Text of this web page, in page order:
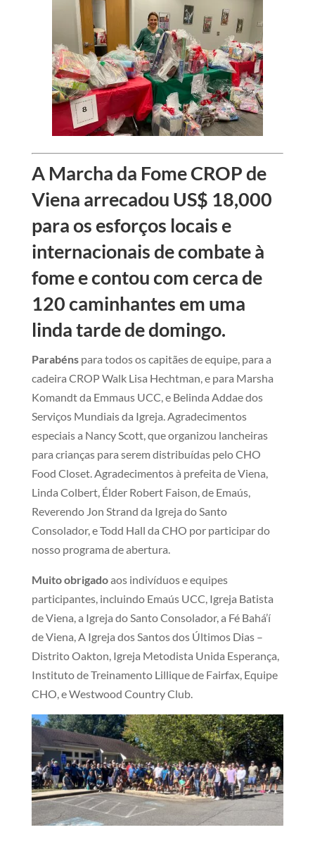
A Marcha da Fome CROP de
Viena arrecadou US$ 18,000
para os esforços locais e
internacionais de combate à
fome e contou com cerca de
120 caminhantes em uma
linda tarde de domingo.
Parabénspara todos os capitães de equipe, para a
cadeira CROP Walk Lisa Hechtman, e para Marsha
Komandt da Emmaus UCC, e Belinda Addae dos
Serviços Mundiais da Igreja. Agradecimentos
especiais a Nancy Scott, que organizou lancheiras
para crianças para serem distribuídas pelo CHO
Food Closet. Agradecimentos à prefeita de Viena,
Linda Colbert, Élder Robert Faison, de Emaús,
Reverendo Jon Strand da Igreja do Santo
Consolador, e Todd Hall da CHO por participar do
nosso programa de abertura.
Muito obrigadoaos indivíduos e equipes
participantes, incluindo Emaús UCC, Igreja Batista
de Viena, a Igreja do Santo Consolador, a Fé Bahá’í
de Viena, A Igreja dos Santos dos Últimos Dias –
Distrito Oakton, Igreja Metodista Unida Esperança,
Instituto de Treinamento Lillique de Fairfax, Equipe
CHO, e Westwood Country Club.